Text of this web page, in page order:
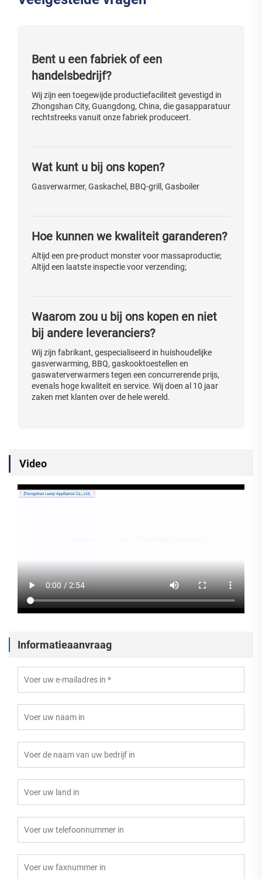
Bent u een fabriek of een
handelsbedrijf?
Wij zijn een toegewijde productiefaciliteit gevestigd in
Zhongshan City, Guangdong, China, die gasapparatuur
rechtstreeks vanuit onze fabriek produceert.
Wat kunt u bij ons kopen?
Gasverwarmer, Gaskachel, BBQ-grill, Gasboiler
Hoe kunnen we kwaliteit garanderen?
Altijd een pre-product monster voor massaproductie;
Altijd een laatste inspectie voor verzending;
Waarom zou u bij ons kopen en niet
bij andere leveranciers?
Wij zijn fabrikant, gespecialiseerd in huishoudelijke
gasverwarming, BBQ, gaskooktoestellen en
gaswaterverwarmers tegen een concurrerende prijs,
evenals hoge kwaliteit en service. Wij doen al 10 jaar
zaken met klanten over de hele wereld.
Video
Informatieaanvraag